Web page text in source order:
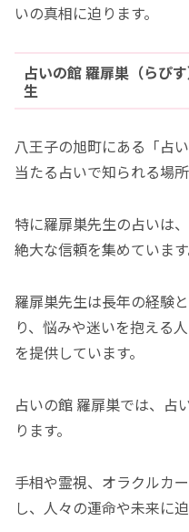
いの真相に迫ります。
占いの館 羅扉巣（らぴ
生
八王子の旭町にある「占
当たる占いで知られる場所
特に羅扉巣先生の占いは
絶大な信頼を集めています
羅扉巣先生は長年の経験
り、悩みや迷いを抱える
を提供しています。
占いの館 羅扉巣では、占
ります。
手相や霊視、オラクルカ
し、人々の運命や未来に迫